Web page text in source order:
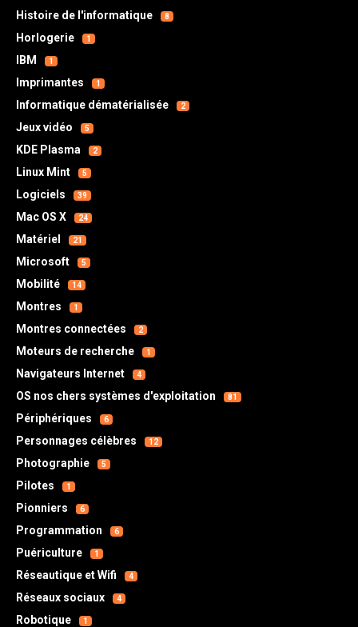
Histoire de l'informatique 8
Horlogerie 1
IBM 1
Imprimantes 1
Informatique dématérialisée 2
Jeux vidéo 5
KDE Plasma 2
Linux Mint 5
Logiciels 39
Mac OS X 24
Matériel 21
Microsoft 5
Mobilité 14
Montres 1
Montres connectées 2
Moteurs de recherche 1
Navigateurs Internet 4
OS nos chers systèmes d'exploitation 81
Périphériques 6
Personnages célèbres 12
Photographie 5
Pilotes 1
Pionniers 6
Programmation 6
Puériculture 1
Réseautique et Wifi 4
Réseaux sociaux 4
Robotique 1